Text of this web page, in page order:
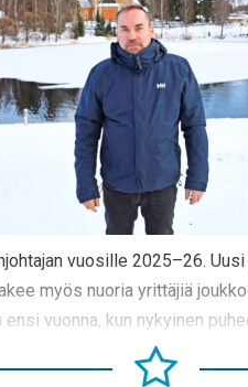
vuosille 2025–26.
myös nuoria yrittäjiä
vuonna, kun nykyinen